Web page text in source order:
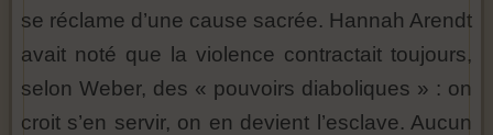
se réclame d’une cause sacrée. Hannah Arendt
avait noté que la violence contractait toujours,
selon Weber, des « pouvoirs diaboliques » : on
croit s’en servir, on en devient l’esclave. Aucun